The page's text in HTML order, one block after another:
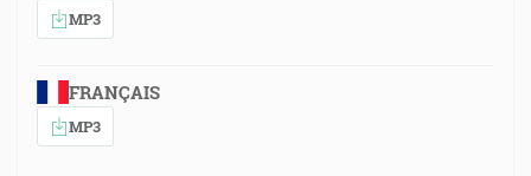
MP3
FRANÇAIS
MP3